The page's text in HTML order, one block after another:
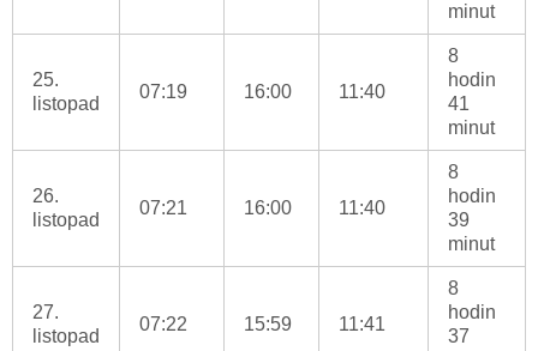
minut
25.
listopad
07:19 16:00 11:40
8
hodin
41
minut
26.
listopad
07:21 16:00 11:40
8
hodin
39
minut
27.
listopad
07:22 15:59 11:41
8
hodin
37